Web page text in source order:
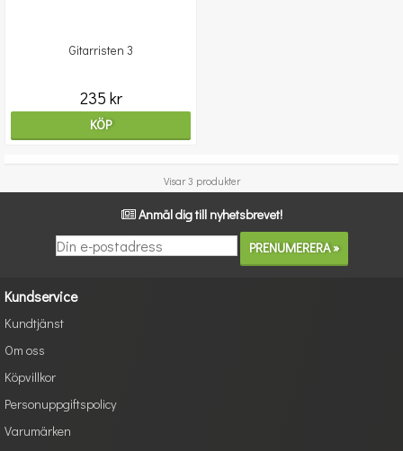
Gitarristen 3
235 kr
KÖP
Visar 3 produkter
Anmäl dig till nyhetsbrevet!
Kundservice
Kundtjänst
Om oss
Köpvillkor
Personuppgiftspolicy
Varumärken